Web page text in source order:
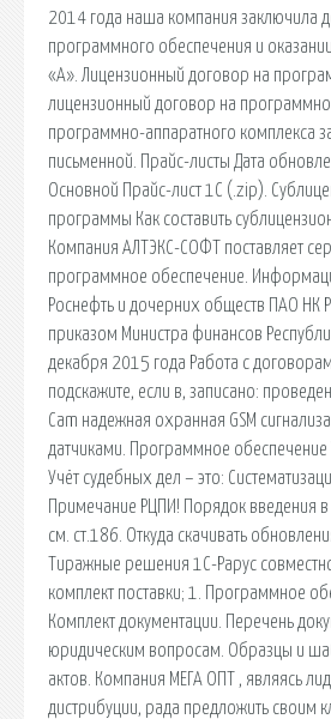
2014 года наша компания заключила
программного обеспечения и
«А». Лицензионный договор на
лицензионный договор на
программно-аппаратного комплекса
письменной. Прайс-листы Дата
Основной Прайс-лист 1С (.zip).
программы Как составить
Компания АЛТЭКС-СОФТ поставляет
программное обеспечение.
Роснефть и дочерних обществ ПАО НК
приказом Министра финансов
декабря 2015 года Работа с
подскажите, если в, записано:
Cam надежная охранная GSM
датчиками. Программное
Учёт судебных дел – это:
Примечание РЦПИ! Порядок введения в
см. ст.186. Откуда скачивать
Тиражные решения 1С-Рарус
комплект поставки; 1. Программное
Комплект документации. Перечень
юридическим вопросам. Образцы и
актов. Компания МЕГА ОПТ , являясь
дистрибуции, рада предложить своим